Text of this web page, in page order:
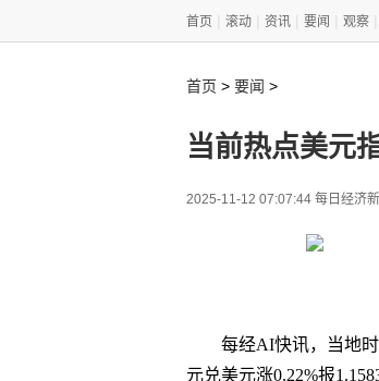
首页 滚动 资讯 要闻 观察
首页 > 要闻 >
当前热点美元
2025-11-12 07:07:44 每日经济
每经AI快讯，当地
元兑美元涨0.22%报